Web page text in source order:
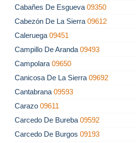
Cabañes De Esgueva 09350
Cabezón De La Sierra 09612
Caleruega 09451
Campillo De Aranda 09493
Campolara 09650
Canicosa De La Sierra 09692
Cantabrana 09593
Carazo 09611
Carcedo De Bureba 09592
Carcedo De Burgos 09193